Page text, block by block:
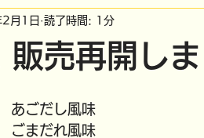
販売再開しま
月1日 読了時間: 1分
あごだし風味
ごまだれ風味